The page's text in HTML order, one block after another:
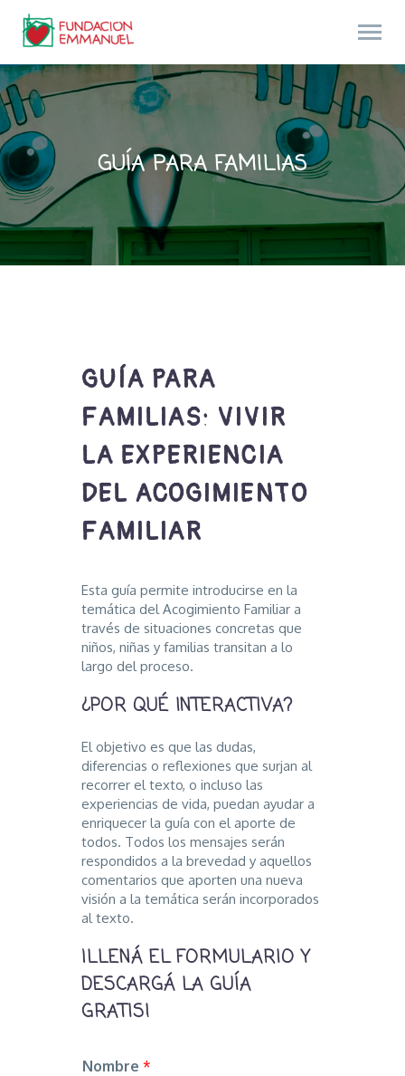
GUÍA PARA FAMILIAS
GUÍA PARA
FAMILIAS: VIVIR
LA EXPERIENCIA
DEL ACOGIMIENTO
FAMILIAR
Esta guía permite introducirse en la
temática del Acogimiento Familiar a
través de situaciones concretas que
niños, niñas y familias transitan a lo
largo del proceso.
¿POR QUÉ INTERACTIVA?
El objetivo es que las dudas,
diferencias o reflexiones que surjan al
recorrer el texto, o incluso las
experiencias de vida, puedan ayudar a
enriquecer la guía con el aporte de
todos. Todos los mensajes serán
respondidos a la brevedad y aquellos
comentarios que aporten una nueva
visión a la temática serán incorporados
al texto.
¡LLENÁ EL FORMULARIO Y
DESCARGÁ LA GUÍA
GRATIS!
Nombre *